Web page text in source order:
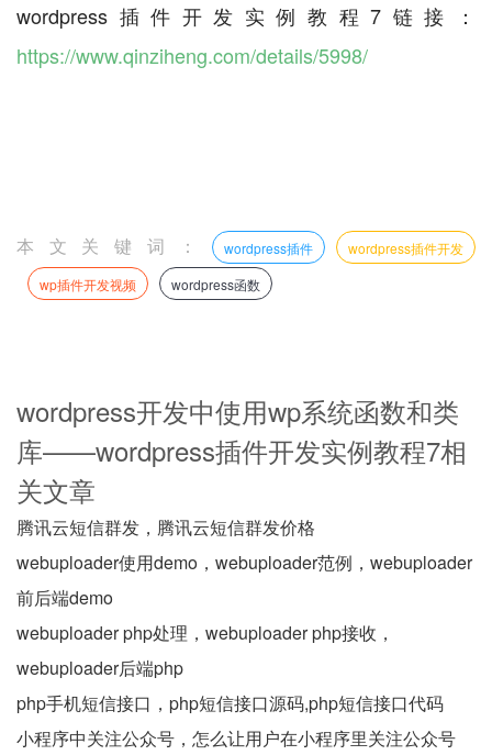
wordpress插件开发实例教程7链接：
https://www.qinziheng.com/details/5998/
本文关键词： wordpress插件
wordpress插件开发
wp插件开发视频
wordpress函数
wordpress开发中使用wp系统函数和类
库——wordpress插件开发实例教程7相
关文章
腾讯云短信群发，腾讯云短信群发价格
webuploader使用demo，webuploader范例，webuploader
前后端demo
webuploader php处理，webuploader php接收，
webuploader后端php
php手机短信接口，php短信接口源码,php短信接口代码
小程序中关注公众号，怎么让用户在小程序里关注公众号